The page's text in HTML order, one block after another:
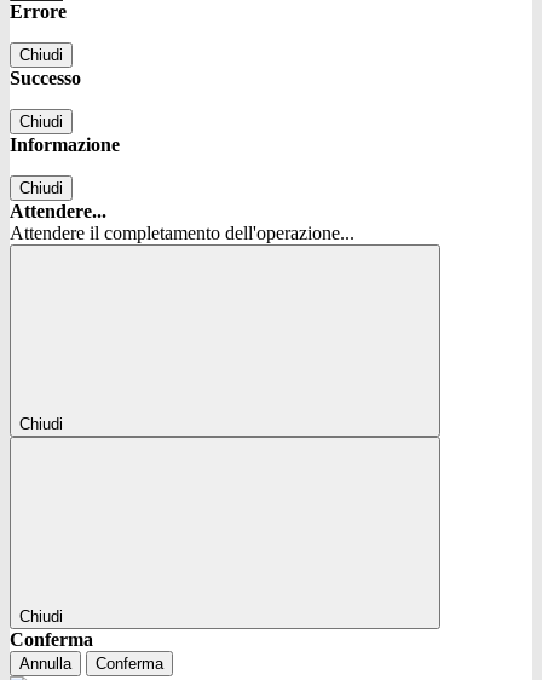
Errore
Chiudi
Successo
Chiudi
Informazione
Chiudi
Attendere...
Attendere il completamento dell'operazione...
Chiudi
Chiudi
Conferma
Annulla Conferma